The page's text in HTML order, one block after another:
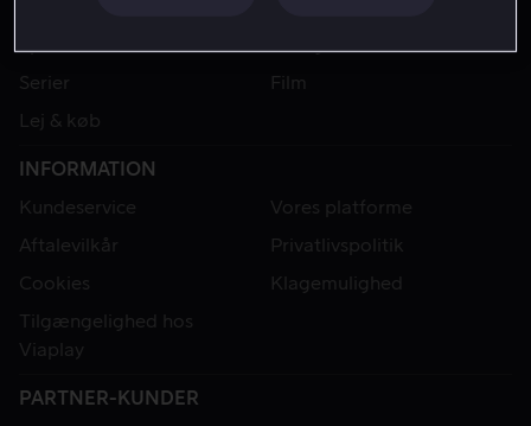
Sport
Kategorier
Serier
Film
Lej & køb
INFORMATION
Kundeservice
Vores platforme
Aftalevilkår
Privatlivspolitik
Cookies
Klagemulighed
Tilgængelighed hos
Viaplay
PARTNER-KUNDER